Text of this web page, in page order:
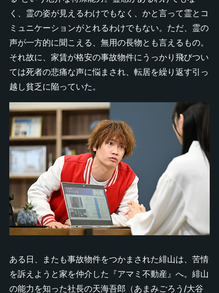
く、霊の姿が見えるわけでもなく、かと言って霊とコ
ミュニケーションがとれるわけでもない。ただ、霊の
声が一方的に聞こえる、無用の長物とも言えるもの。
それ故に、家賃が格安の事故物件にうっかり飛びつい
ては死者の悲痛な声に悩まされ、転居を繰り返す引っ
越し貧乏に陥っていた。
ある日、またも事故物件をつかまされた緋山は、苦情
を訴えようと家を仲介した『アマミ不動産』へ。緋山
の能力を知った社長の天海吾郎（あまみごろう/大谷